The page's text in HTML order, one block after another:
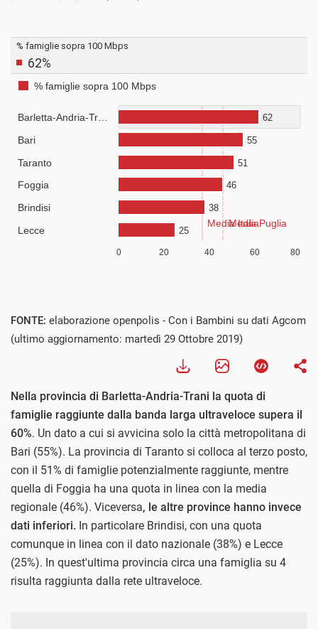
FONTE: elaborazione openpolis - Con i Bambini su dati Agcom
(ultimo aggiornamento: martedì 29 Ottobre 2019)
Nella provincia di Barletta-Andria-Trani la quota di
famiglie raggiunte dalla banda larga ultraveloce supera il
60%. Un dato a cui si avvicina solo la città metropolitana di
Bari (55%). La provincia di Taranto si colloca al terzo posto,
con il 51% di famiglie potenzialmente raggiunte, mentre
quella di Foggia ha una quota in linea con la media
regionale (46%). Viceversa, le altre province hanno invece
dati inferiori. In particolare Brindisi, con una quota
comunque in linea con il dato nazionale (38%) e Lecce
(25%). In quest'ultima provincia circa una famiglia su 4
risulta raggiunta dalla rete ultraveloce.